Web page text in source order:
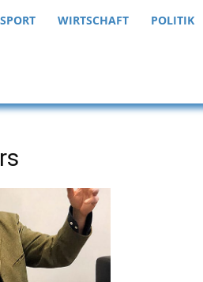
SPORT WIRTSCHAFT POLITIK